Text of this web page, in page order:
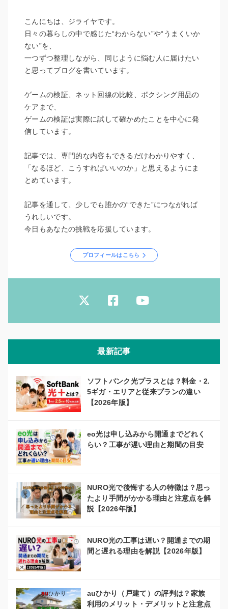
こんにちは、ジライヤです。
日々の暮らしの中で感じた“わからない”や“うまくいか
ない”を、
一つずつ整理しながら、同じように悩む人に届けたい
と思ってブログを書いています。
ゲームの検証、ネット回線の比較、ボクシング用品の
ケアまで、
ゲームの検証は実際に試して確かめたことを中心に発
信しています。
記事では、専門的な内容もできるだけわかりやすく、
「なるほど、こうすればいいのか」と思えるようにま
とめています。
記事を通して、少しでも誰かの“できた”につながれば
うれしいです。
今日もあなたの挑戦を応援しています。
プロフィールはこちら
最新記事
ソフトバンク光プラスとは？料金・2.
5ギガ・エリアと従来プランの違い
【2026年版】
eo光は申し込みから開通までどれく
らい？工事が遅い理由と期間の目安
NURO光で後悔する人の特徴は？思っ
たより手間がかかる理由と注意点を解
説【2026年版】
NURO光の工事は遅い？開通までの期
間と遅れる理由を解説【2026年版】
auひかり（戸建て）の評判は？家族
利用のメリット・デメリットと注意点